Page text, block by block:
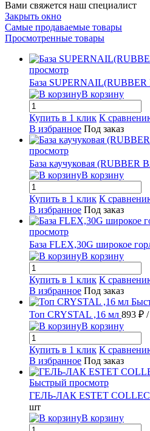
Вами свяжется наш специалист
Закрыть окно
Самые продаваемые товары
Просмотренные товары
просмотр
База SUPERNAIL(RUBBER
В корзину
Купить в 1 клик К
В избранное Под заказ
просмотр
База каучуковая (RUBBER
В корзину
Купить в 1 клик К
В избранное Под заказ
просмотр
База FLEX,30G широкое
В корзину
Купить в 1 клик К
В избранное Под заказ
Топ CRYSTAL ,16 мл 893 ₽
В корзину
Купить в 1 клик К
В избранное Под заказ
Быстрый просмотр
ГЕЛЬ-ЛАК ESTET
шт
В корзину